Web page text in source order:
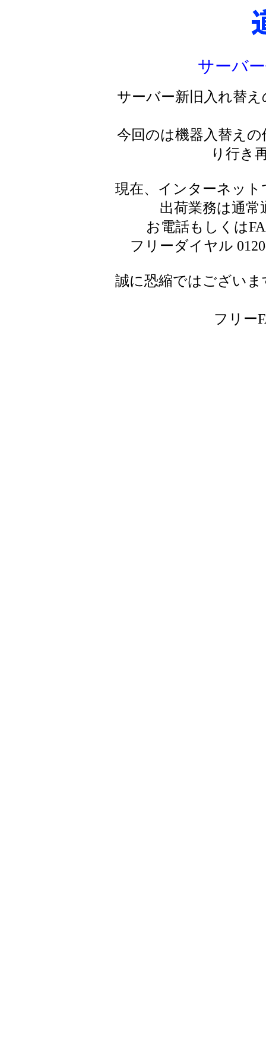
サーバ
サーバー新旧入れ替
今回のは機器入替え
り行き
現在、インターネッ
出荷業務は通
お電話もしくは
フリーダイヤル
誠に恐縮ではござい
フリー